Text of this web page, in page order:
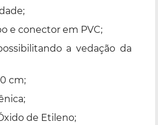
e conector em PVC;
a vedação da
cm;
de Etileno;